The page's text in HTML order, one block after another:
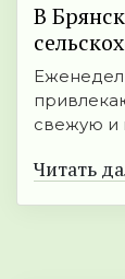
В
свежую и
Читать